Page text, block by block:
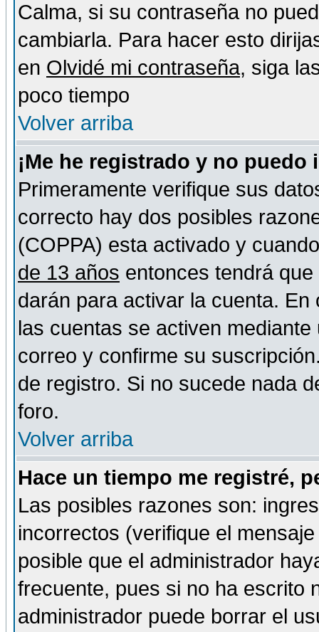
Calma, si su contraseña no
cambiarla. Para hacer esto
en Olvidé mi contraseña, siga
poco tiempo
Volver arriba
¡Me he registrado y no puedo
Primeramente verifique sus
correcto hay dos posibles
(COPPA) esta activado y
de 13 años entonces tendrá
darán para activar la cuenta.
las cuentas se activen
correo y confirme su
de registro. Si no sucede nada
foro.
Volver arriba
Hace un tiempo me registré,
Las posibles razones son:
incorrectos (verifique el
posible que el administrador
frecuente, pues si no ha escrito
administrador puede borrar el